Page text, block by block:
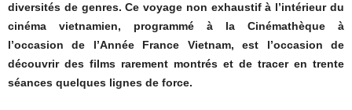
diversités de genres. Ce voyage non exhaustif à l’intérieur du
cinéma vietnamien, programmé à la Cinémathèque à
l’occasion de l’Année France Vietnam, est l’occasion de
découvrir des films rarement montrés et de tracer en trente
séances quelques lignes de force.